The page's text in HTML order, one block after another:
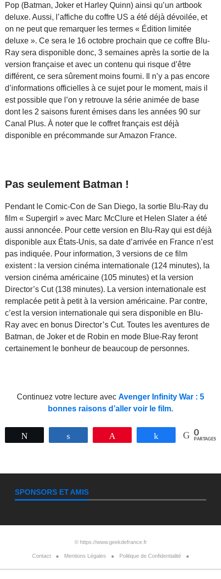
Pop (Batman, Joker et Harley Quinn) ainsi qu’un artbook
deluxe. Aussi, l’affiche du coffre US a été déjà dévoilée, et
on ne peut que remarquer les termes « Édition limitée
deluxe ». Ce sera le 16 octobre prochain que ce coffre Blu-
Ray sera disponible donc, 3 semaines après la sortie de la
version française et avec un contenu qui risque d’être
différent, ce sera sûrement moins fourni. Il n’y a pas encore
d’informations officielles à ce sujet pour le moment, mais il
est possible que l’on y retrouve la série animée de base
dont les 2 saisons furent émises dans les années 90 sur
Canal Plus. À noter que le coffret français est déjà
disponible en précommande sur Amazon France.
Pas seulement Batman !
Pendant le Comic-Con de San Diego, la sortie Blu-Ray du
film « Supergirl » avec Marc McClure et Helen Slater a été
aussi annoncée. Pour cette version en Blu-Ray qui est déjà
disponible aux États-Unis, sa date d’arrivée en France n’est
pas indiquée. Pour information, 3 versions de ce film
existent : la version cinéma internationale (124 minutes), la
version cinéma américaine (105 minutes) et la version
Director’s Cut (138 minutes). La version internationale est
remplacée petit à petit à la version américaine. Par contre,
c’est la version internationale qui sera disponible en Blu-
Ray avec en bonus Director’s Cut. Toutes les aventures de
Batman, de Joker et de Robin en mode Blue-Ray feront
certainement le bonheur de beaucoup de personnes.
Continuez votre lecture avec Avenger Infinity War : 5
bonnes raisons d’aller voir le film.
Partagez 0
PARTAGES
SPONSORS ET AMIS
© https://www.geekdefrance.fr
Contact Mentions Légales Politique de Confidentialité